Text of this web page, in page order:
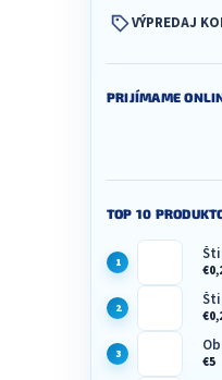
VÝPREDAJ
PRIJÍMAME
TOP 10
€5